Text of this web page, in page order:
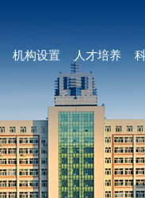
机构设置 人才培养